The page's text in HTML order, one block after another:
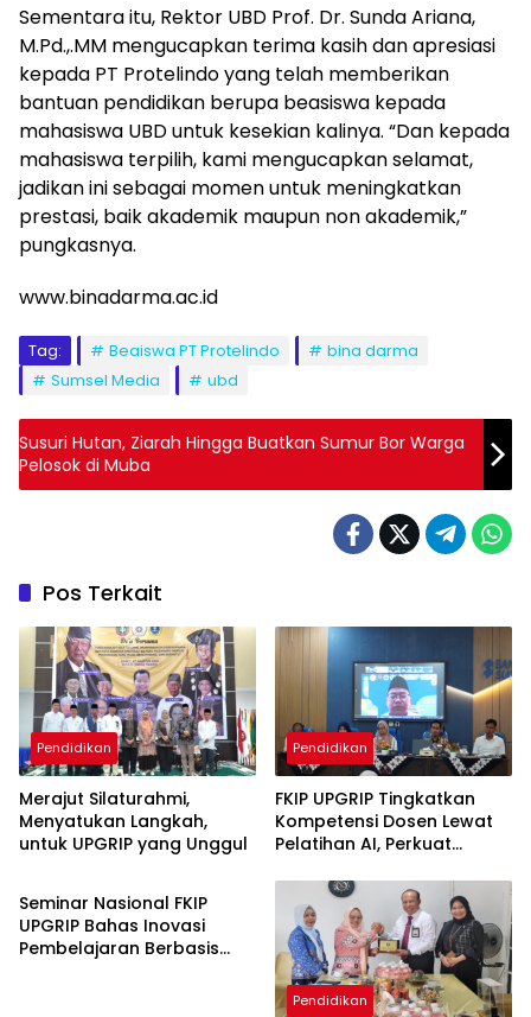
Sementara itu, Rektor UBD Prof. Dr. Sunda Ariana,
M.Pd.,.MM mengucapkan terima kasih dan apresiasi
kepada PT Protelindo yang telah memberikan
bantuan pendidikan berupa beasiswa kepada
mahasiswa UBD untuk kesekian kalinya. “Dan kepada
mahasiswa terpilih, kami mengucapkan selamat,
jadikan ini sebagai momen untuk meningkatkan
prestasi, baik akademik maupun non akademik,”
pungkasnya.
www.binadarma.ac.id
Tag: Beaiswa PT Protelindo
bina darma
Sumsel Media
ubd
Susuri Hutan, Ziarah Hingga Buatkan Sumur Bor Warga
Pelosok di Muba
Pos Terkait
Pendidikan
Merajut Silaturahmi,
Menyatukan Langkah,
untuk UPGRIP yang Unggul
Pendidikan
FKIP UPGRIP Tingkatkan
Kompetensi Dosen Lewat
Pelatihan AI, Perkuat
Berbasis Inovasi Digital
Pendidikan
Seminar Nasional FKIP
UPGRIP Bahas Inovasi
Pembelajaran Berbasis
Pendidikan